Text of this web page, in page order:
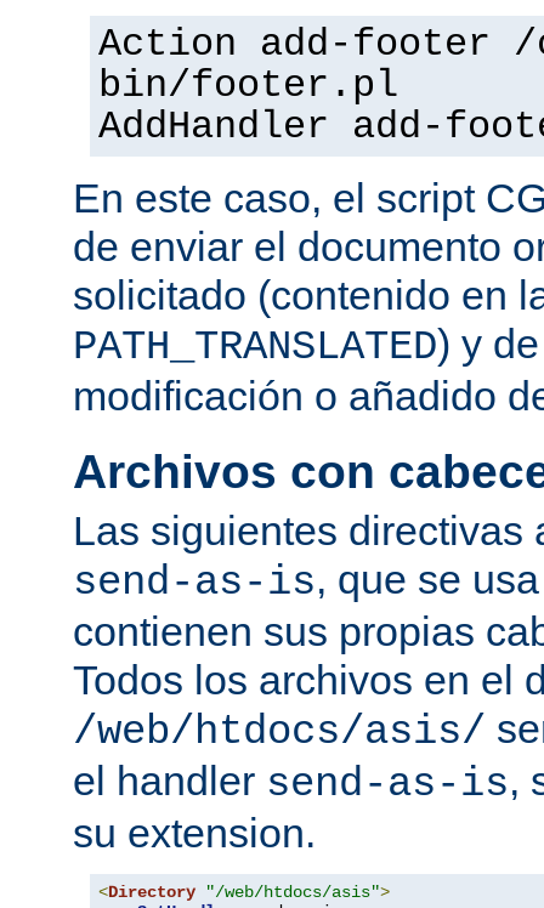
Action add-footer
bin/footer.pl
AddHandler add-
En este caso, el script
de enviar el documento
solicitado (contenido en
PATH_TRANSLATED) y
modificación o añadido
Archivos con
Las siguientes directivas
send-as-is, que se
contienen sus propias
Todos los archivos en el
/web/htdocs/asis/
el handler send-as-is,
su extension.
<Directory "/web/htdocs/asis">